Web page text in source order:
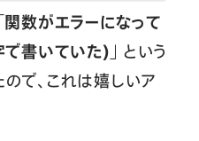
「関数がエラーになって
書いていた)」 という
で、これは嬉しいア